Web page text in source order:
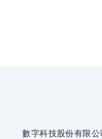
數字科技股份有限公